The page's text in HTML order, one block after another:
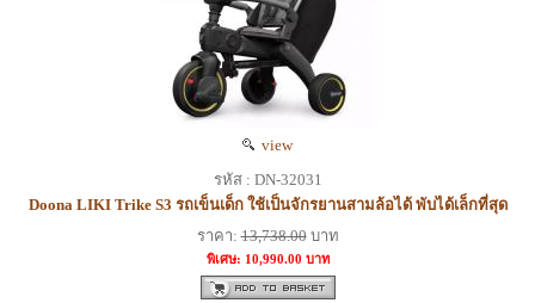
view
รหัส : DN-32031
Doona LIKI Trike S3 รถเข็นเด็ก ใช้เป็นจักรยานสามล้อได้ พับได้เล็กที่สุด
ราคา:13,738.00บาท
พิเศษ: 10,990.00 บาท